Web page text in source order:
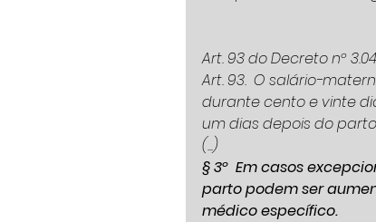
Art. 93 do Decreto nº
Art. 93.  O salário-
durante cento e vinte
um dias depois do
(...)
§ 3º  Em casos
parto podem ser
médico específico.